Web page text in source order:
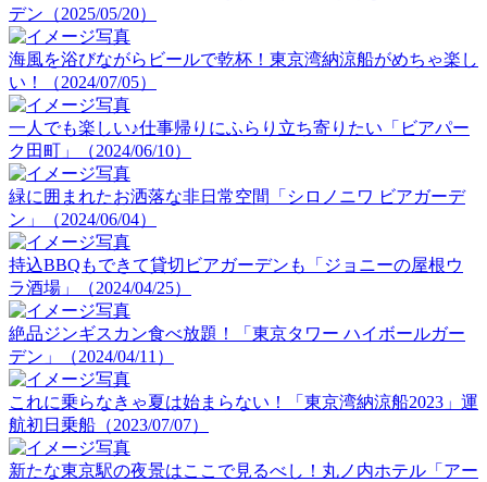
デン（2025/05/20）
海風を浴びながらビールで乾杯！東京湾納涼船がめちゃ楽し
い！（2024/07/05）
一人でも楽しい♪仕事帰りにふらり立ち寄りたい「ビアパー
ク田町」（2024/06/10）
緑に囲まれたお洒落な非日常空間「シロノニワ ビアガーデ
ン」（2024/06/04）
持込BBQもできて貸切ビアガーデンも「ジョニーの屋根ウ
ラ酒場」（2024/04/25）
絶品ジンギスカン食べ放題！「東京タワー ハイボールガー
デン」（2024/04/11）
これに乗らなきゃ夏は始まらない！「東京湾納涼船2023」運
航初日乗船（2023/07/07）
新たな東京駅の夜景はここで見るべし！丸ノ内ホテル「アー